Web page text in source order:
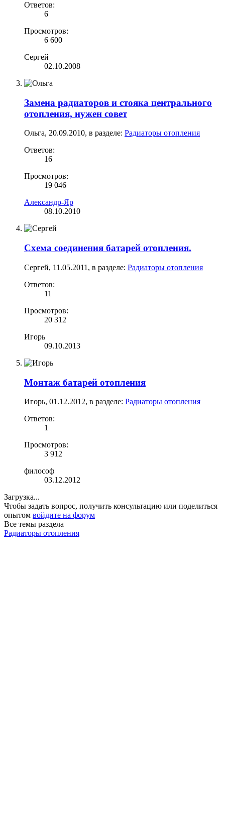
Ответов:
6
Просмотров:
6 600
Сергей
02.10.2008
Замена радиаторов и стояка центрального
отопления, нужен совет
Ольга, 20.09.2010, в разделе: Радиаторы отопления
Ответов:
16
Просмотров:
19 046
Александр-Яр
08.10.2010
Схема соединения батарей отопления.
Сергей, 11.05.2011 , в разделе: Радиаторы отопления
Ответов:
11
Просмотров:
20 312
Игорь
09.10.2013
Монтаж батарей отопления
Игорь, 01.12.2012, в разделе: Радиаторы отопления
Ответов:
1
Просмотров:
3 912
философ
03.12.2012
Загрузка...
Чтобы задать вопрос, получить консультацию или поделиться
опытом войдите на форум
Все темы раздела
Радиаторы отопления